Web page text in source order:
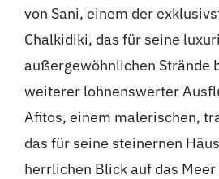
von Sani, einem der
Chalkidiki, das für seine
außergewöhnlichen Strände
weiterer lohnenswerter
Afitos, einem malerischen,
das für seine steinernen
herrlichen Blick auf das